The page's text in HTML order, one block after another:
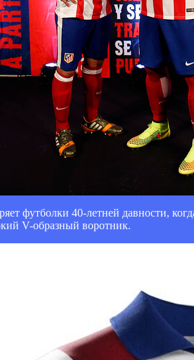
футболки 40-летней давности,
V-образный воротник.